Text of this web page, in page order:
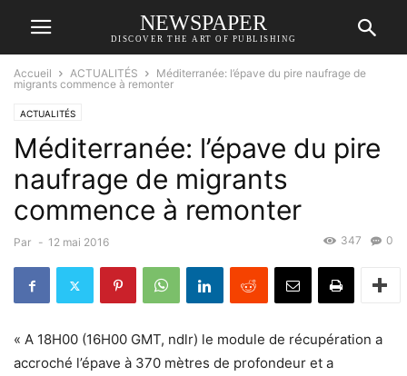
NEWSPAPER
DISCOVER THE ART OF PUBLISHING
Accueil ACTUALITÉS
Méditerranée: l’épave du pire naufrage de
migrants commence à remonter
ACTUALITÉS
Méditerranée: l’épave du pire
naufrage de migrants
commence à remonter
Par - 12 mai 2016 0
347
« A 18H00 (16H00 GMT, ndlr) le module de récupération a
accroché l’épave à 370 mètres de profondeur et a